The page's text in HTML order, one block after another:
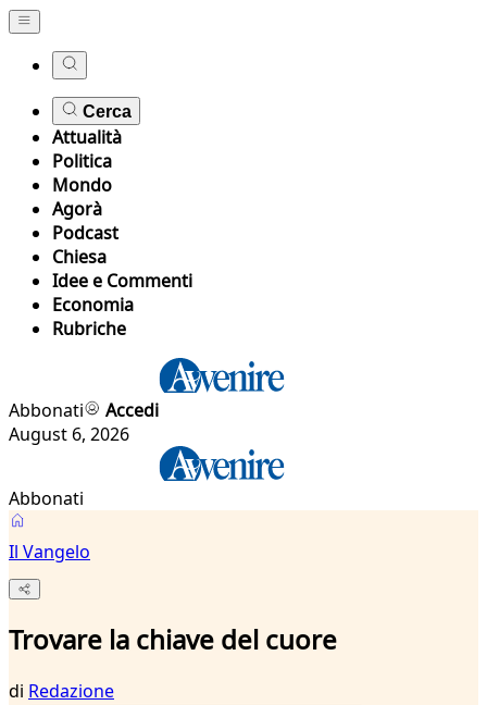
Cerca
Attualità
Politica
Mondo
Agorà
Podcast
Chiesa
Idee e Commenti
Economia
Rubriche
Abbonati
Accedi
August 6, 2026
Abbonati
Il Vangelo
Trovare la chiave del cuore
di Redazione